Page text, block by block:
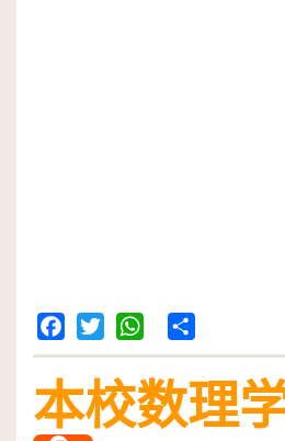
Facebook
TwitterWhatsApp
Share
本校数理